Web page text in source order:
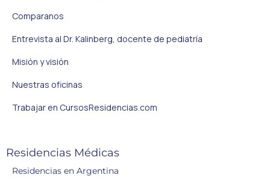
Comparanos
Entrevista al Dr. Kalinberg, docente de pediatría
Misión y visión
Nuestras oficinas
Trabajar en CursosResidencias.com
Residencias Médicas
Residencias en Argentina